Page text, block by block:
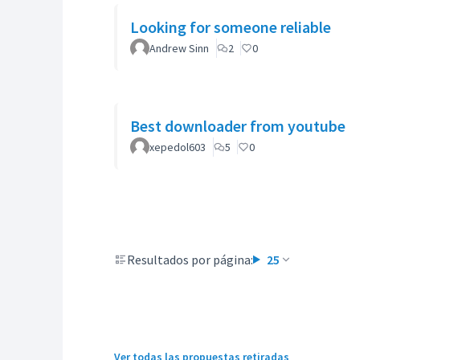
Looking for someone reliable
Andrew Sinn 2 0
Best downloader from youtube
xepedol603 5 0
Resultados por página: 25
Ver todas las propuestas retiradas